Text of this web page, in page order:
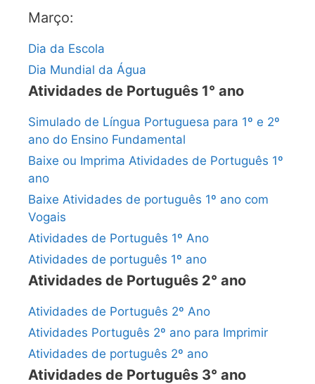
Março:
Dia da Escola
Dia Mundial da Água
Atividades de Português 1° ano
Simulado de Língua Portuguesa para 1º e 2º
ano do Ensino Fundamental
Baixe ou Imprima Atividades de Português 1º
ano
Baixe Atividades de português 1º ano com
Vogais
Atividades de Português 1º Ano
Atividades de português 1º ano
Atividades de Português 2° ano
Atividades de Português 2º Ano
Atividades Português 2º ano para Imprimir
Atividades de português 2º ano
Atividades de Português 3° ano